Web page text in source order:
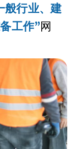
般行业、建
工作”网